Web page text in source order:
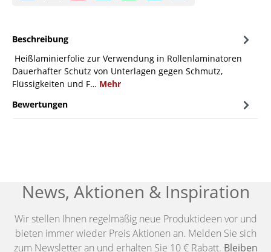
Beschreibung
Heißlaminierfolie zur Verwendung in Rollenlaminatoren
Dauerhafter Schutz von Unterlagen gegen Schmutz,
Flüssigkeiten und F… Mehr
Bewertungen
News, Aktionen & Inspiration
Wir stellen Ihnen regelmäßig neue Produktideen vor und
bieten immer wieder Preis Aktionen an. Melden Sie sich
zum Newsletter an und erhalten Sie 10 € Rabatt. Bleiben